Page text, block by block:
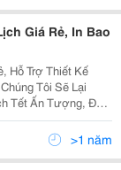
Giá Rẻ, In Bao
Hỗ Trợ Thiết Kế
Tết Ấn Tượng, Độc
Tốt Lành. Sở Hữu
Tường Với Dịc>1 năm